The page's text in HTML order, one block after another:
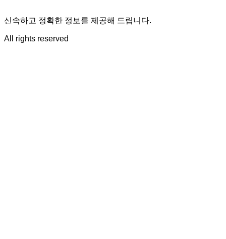
신속하고 정확한 정보를 제공해 드립니다.
All rights reserved